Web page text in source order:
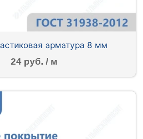
арматура 8 мм
24 руб. / м